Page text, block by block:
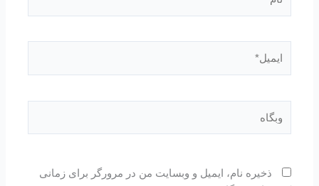
ذخیره نام، ایمیل و وبسایت من در مرورگر برای زمانی